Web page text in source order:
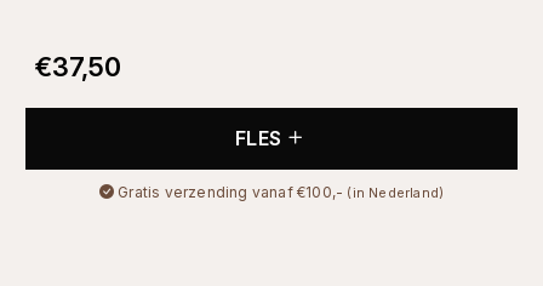
€37,50
FLES
Gratis verzending vanaf €100,- (in Nederland)